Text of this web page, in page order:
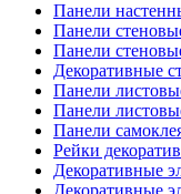
Панели
Панели
Панели
Декоративные
Панели
Панели
Панели
Рейки
Декоративные
Декоративные